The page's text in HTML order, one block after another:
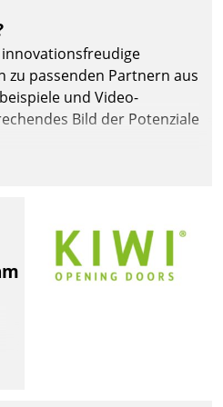
passenden Partnern aus
und Video-
Bild der Potenziale